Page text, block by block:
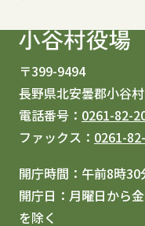
〒399-9494
長野県北安曇郡小谷
電話番号： 0261-82-
ファックス： 0261-
開庁時間：午前8時
開庁日：月曜日から
を除く